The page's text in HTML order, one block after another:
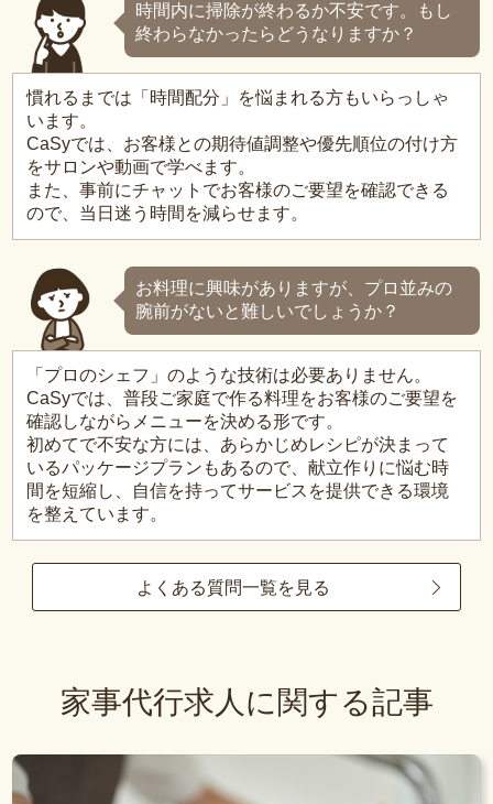
時間内に掃除が終わるか不安です。もし
終わらなかったらどうなりますか？
慣れるまでは「時間配分」を悩まれる方もいらっしゃ
います。
CaSyでは、お客様との期待値調整や優先順位の付け方
をサロンや動画で学べます。
また、事前にチャットでお客様のご要望を確認できる
ので、当日迷う時間を減らせます。
お料理に興味がありますが、プロ並みの
腕前がないと難しいでしょうか？
「プロのシェフ」のような技術は必要ありません。
CaSyでは、普段ご家庭で作る料理をお客様のご要望を
確認しながらメニューを決める形です。
初めてで不安な方には、あらかじめレシピが決まって
いるパッケージプランもあるので、献立作りに悩む時
間を短縮し、自信を持ってサービスを提供できる環境
を整えています。
よくある質問一覧を見る
家事代行求人に関する記事